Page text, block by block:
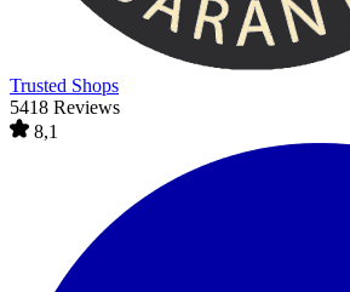
Trusted Shops
5418 Reviews
8,1